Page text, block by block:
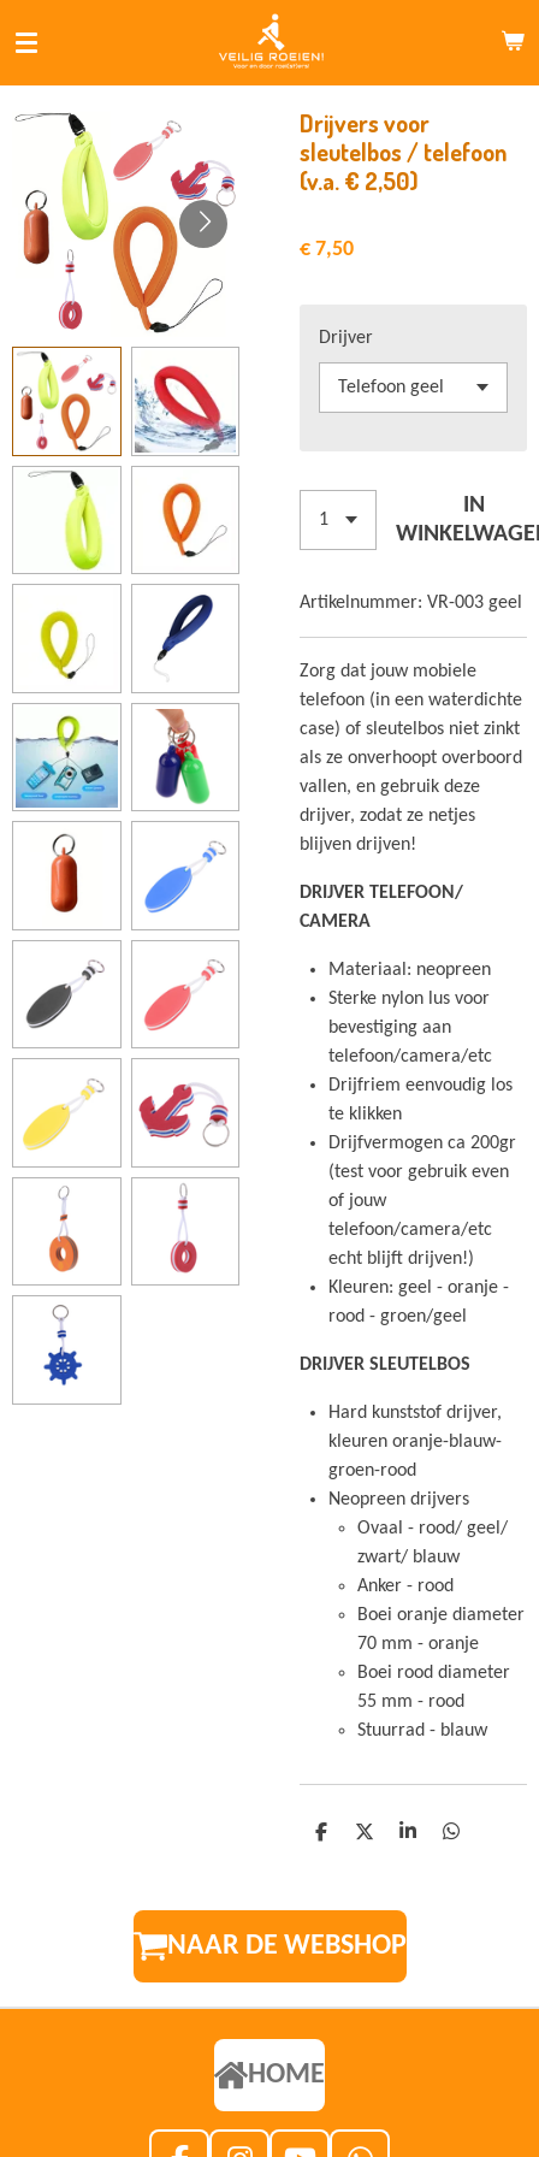
direct
naar
de
hoofdinhoud
Drijvers voor
sleutelbos / telefoon
(v.a. € 2,50)
€ 7,50
Drijver
IN
Artikelnummer: VR-003 geel
Zorg dat jouw mobiele
telefoon (in een waterdichte
case) of sleutelbos niet zinkt
als ze onverhoopt overboord
vallen, en gebruik deze
drijver, zodat ze netjes
blijven drijven!
DRIJVER TELEFOON/
CAMERA
Materiaal: neopreen
Sterke nylon lus voor
bevestiging aan
telefoon/camera/etc
Drijfriem eenvoudig los
te klikken
Drijfvermogen ca 200gr
(test voor gebruik even
of jouw
telefoon/camera/etc
echt blijft drijven!)
Kleuren: geel - oranje -
rood - groen/geel
DRIJVER SLEUTELBOS
Hard kunststof drijver,
kleuren oranje-blauw-
groen-rood
Neopreen drijvers
Ovaal - rood/ geel/
zwart/ blauw
Anker - rood
Boei oranje diameter
70 mm - oranje
Boei rood diameter
55 mm - rood
Stuurrad - blauw
D
N
D
S
E
D
NAAR DE WEBSHOP
HOME